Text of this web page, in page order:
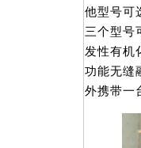
他型号可
三个型号
发性有机
功能无缝
外携带一